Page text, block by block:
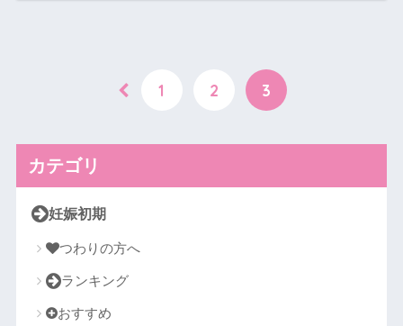
1 2 3
カテゴリ
妊娠初期
つわりの方へ
ランキング
おすすめ